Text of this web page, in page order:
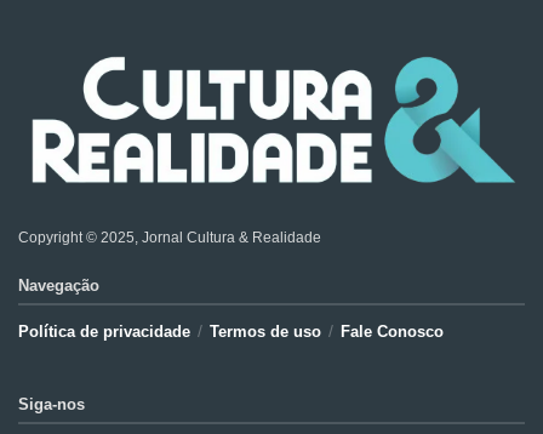
Copyright © 2025, Jornal Cultura & Realidade
Navegação
Política de privacidade Termos de uso Fale Conosco
Siga-nos